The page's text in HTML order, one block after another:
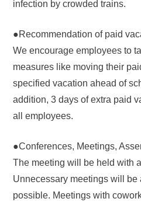
infection by crowded trains.
●Recommendation of paid
We encourage employees to
measures like moving their
specified vacation ahead of
addition, 3 days of extra paid
all employees.
●Conferences, Meetings,
The meeting will be held with
Unnecessary meetings will be
possible. Meetings with